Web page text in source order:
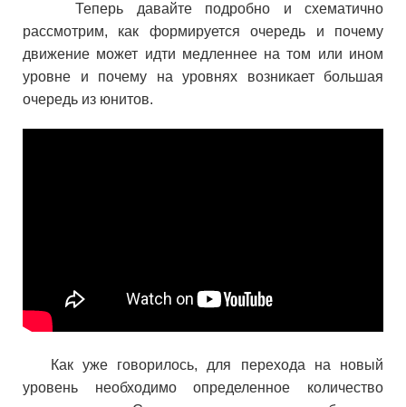
Теперь давайте подробно и схематично
рассмотрим, как формируется очередь и почему
движение может идти медленнее на том или ином
уровне и почему на уровнях возникает большая
очередь из юнитов.
Как уже говорилось, для перехода на новый
уровень необходимо определенное количество